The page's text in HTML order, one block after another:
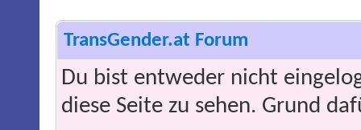
TransGender.at Forum
Du bist entweder nicht
diese Seite zu sehen. Grund